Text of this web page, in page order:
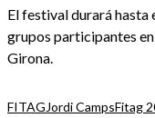
El festival durará hasta
grupos participantes
Girona.
FITAGJordi CampsFitag